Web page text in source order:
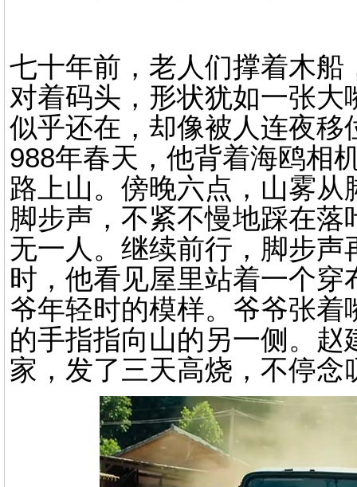
七十年前，老人们撑着木
对着码头，形状犹如一张
似乎还在，却像被人连夜
988年春天，他背着海鸥相
路上山。傍晚六点，山雾
脚步声，不紧不慢地踩在
无一人。继续前行，脚步声
时，他看见屋里站着一个
爷年轻时的模样。爷爷张
的手指指向山的另一侧。
家，发了三天高烧，不停念